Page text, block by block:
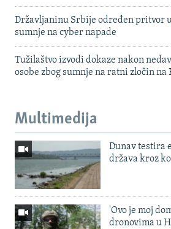
Državljaninu Srbije određen pritvor
sumnje na cyber napade
Tužilaštvo izvodi dokaze nakon
osobe zbog sumnje na ratni zločin na
Multimedija
Dunav testira
država kroz
'Ovo je moj
dronovima u